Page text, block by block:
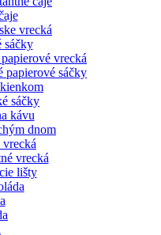
vrecká
sáčky
vrecká
papierové sáčky
sáčky
kávu
dnom
vrecká
lišty